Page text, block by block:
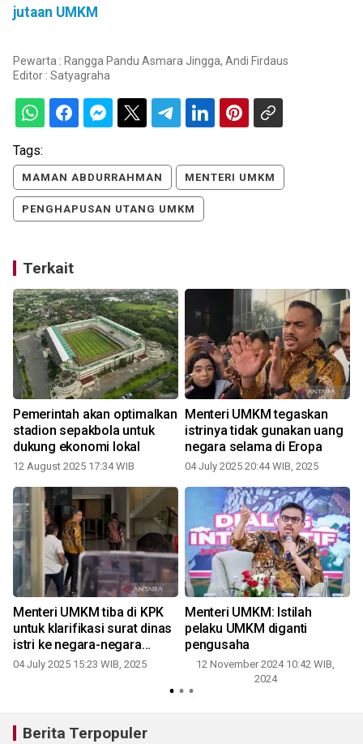
jutaan UMKM
Pewarta : Rangga Pandu Asmara Jingga, Andi Firdaus
Editor : Satyagraha
Tags:
MAMAN ABDURRAHMAN MENTERI UMKM
PENGHAPUSAN UTANG UMKM
Terkait
Pemerintah akan optimalkan
stadion sepakbola untuk
dukung ekonomi lokal
12 August 2025 17:34 WIB
Menteri UMKM tegaskan
istrinya tidak gunakan uang
negara selama di Eropa
04 July 2025 20:44 WIB, 2025
Menteri UMKM tiba di KPK
untuk klarifikasi surat dinas
istri ke negara-negara
Eropa
04 July 2025 15:23 WIB, 2025
Menteri UMKM: Istilah
pelaku UMKM diganti
pengusaha
12 November 2024 10:42 WIB,
2024
Berita Terpopuler